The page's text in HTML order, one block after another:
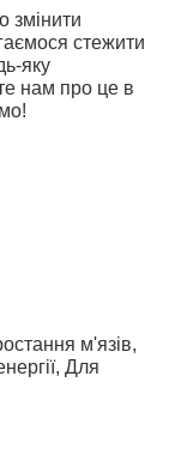
змінити
стежити
яку
нам про це в
м'язів,
Для